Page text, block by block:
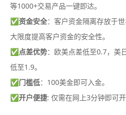
等1000+交易产品一键即达。
✅资金安全：客户资金隔离存放于
大限度提高客户资金的安全性。
✅点差优势：欧美点差低至0.7，美
低至1.9。
✅门槛低：100美金即可入金。
✅开户便捷: 仅需在网上3分钟即可开